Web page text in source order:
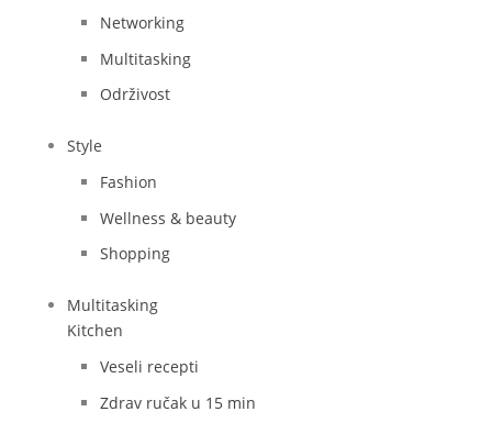
Networking
Multitasking
Održivost
Style
Fashion
Wellness & beauty
Shopping
Multitasking
Kitchen
Veseli recepti
Zdrav ručak u 15 min